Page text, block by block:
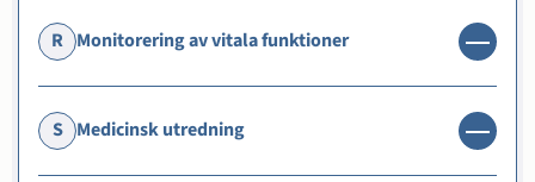
R Monitorering av vitala funktioner
S Medicinsk utredning